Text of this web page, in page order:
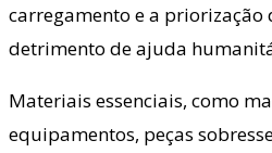
carregamento e a priorização
detrimento de ajuda
Materiais essenciais, como
equipamentos, peças